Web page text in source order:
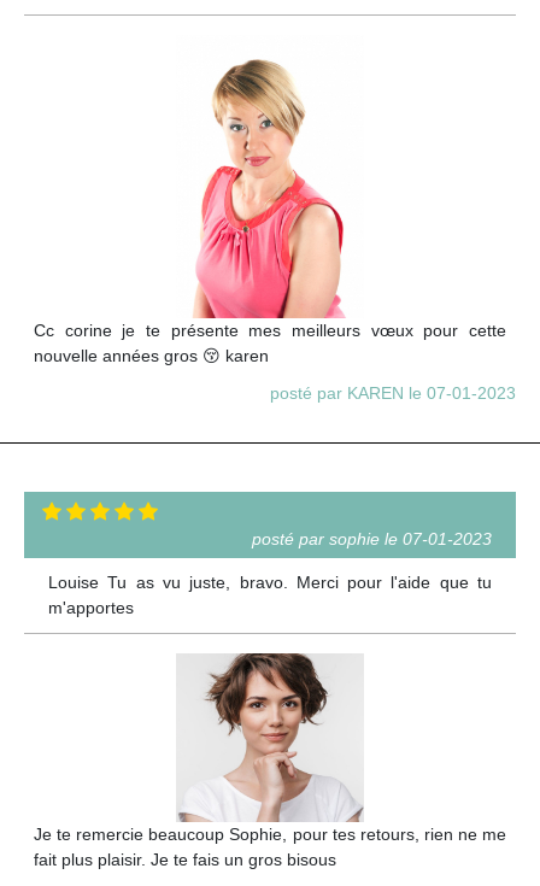
Cc corine je te présente mes meilleurs vœux pour cette
nouvelle années gros 😚 karen
posté par KAREN le 07-01-2023
posté par sophie le 07-01-2023
Louise Tu as vu juste, bravo. Merci pour l'aide que tu
m'apportes
Je te remercie beaucoup Sophie, pour tes retours, rien ne me
fait plus plaisir. Je te fais un gros bisous